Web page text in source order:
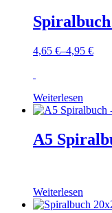
4,65 €–4,95 €
Weiterlesen
A5
Weiterlesen